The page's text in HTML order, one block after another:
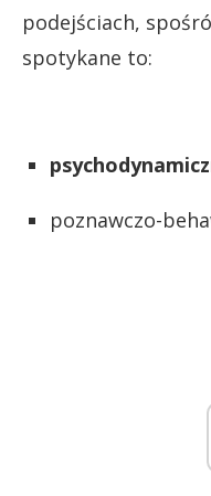
podejściach,
spotykane to:
poznawczo-